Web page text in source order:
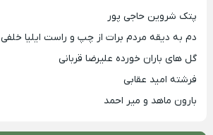
پتک شروین حاجی پور
دم به دیقه مردم برات از چپ و راست ایلیا خلفی
گل های باران خورده علیرضا قربانی
فرشته امید عقابی
بارون ماهد و میر احمد